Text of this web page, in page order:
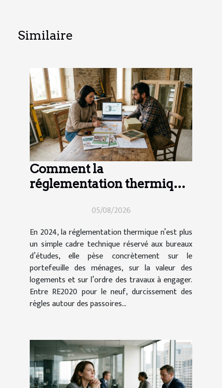
Similaire
Comment la
réglementation thermique
travaux en 2024
05/08/2026
En 2024, la réglementation thermique n’est plus
un simple cadre technique réservé aux bureaux
d’études, elle pèse concrètement sur le
portefeuille des ménages, sur la valeur des
logements et sur l’ordre des travaux à engager.
Entre RE2020 pour le neuf, durcissement des
règles autour des passoires...